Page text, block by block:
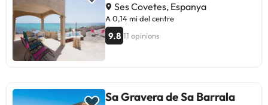
Ses Covetes, Espanya
A 0,14 mi del centre
9.8 11 opinions
Sa Gravera de Sa Barrala